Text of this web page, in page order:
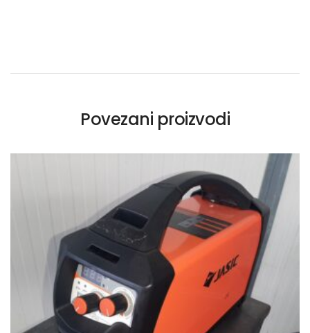
Povezani proizvodi